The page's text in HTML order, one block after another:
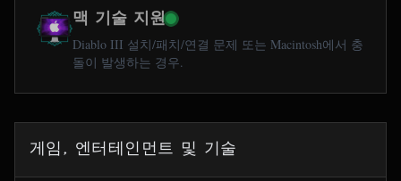
맥 기술 지원
Diablo III 설치/패치/연결 문제 또는 Macintosh에서 충
돌이 발생하는 경우.
게임, 엔터테인먼트 및 기술